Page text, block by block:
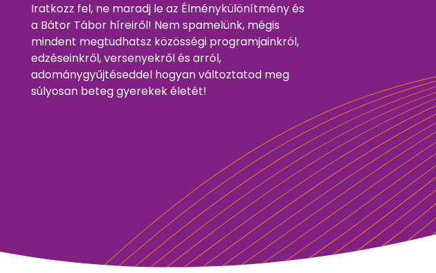
Iratkozz fel, ne maradj le az Élménykülönítmény és
a Bátor Tábor híreiről! Nem spamelünk, mégis
mindent megtudhatsz közösségi programjainkról,
edzéseinkről, versenyekről és arról,
adománygyűjtéseddel hogyan változtatod meg
súlyosan beteg gyerekek életét!